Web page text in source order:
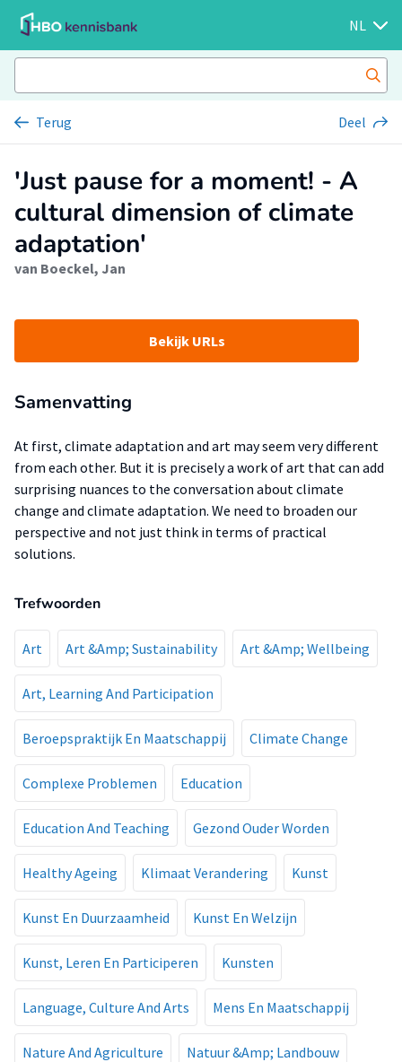
NL
Terug Deel
'Just pause for a moment! - A
cultural dimension of climate
adaptation'
van Boeckel, Jan
Bekijk URLs
Samenvatting
At first, climate adaptation and art may seem very different
from each other. But it is precisely a work of art that can add
surprising nuances to the conversation about climate
change and climate adaptation. We need to broaden our
perspective and not just think in terms of practical
solutions.
Trefwoorden
Art Art &Amp; Sustainability Art &Amp; Wellbeing
Art, Learning And Participation
Beroepspraktijk En Maatschappij Climate Change
Complexe Problemen Education
Education And Teaching Gezond Ouder Worden
Healthy Ageing Klimaat Verandering Kunst
Kunst En Duurzaamheid Kunst En Welzijn
Kunst, Leren En Participeren Kunsten
Language, Culture And Arts Mens En Maatschappij
Nature And Agriculture Natuur &Amp; Landbouw